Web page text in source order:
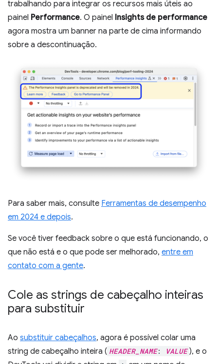
trabalhando para integrar os recursos mais úteis ao
painel Performance. O painel Insights de performance
agora mostra um banner na parte de cima informando
sobre a descontinuação.
Para saber mais, consulte Ferramentas de desempenho
em 2024 e depois.
Se você tiver feedback sobre o que está funcionando, o
que não está e o que pode ser melhorado, entre em
contato com a gente.
Cole as strings de cabeçalho inteiras
para substituir
Ao substituir cabeçalhos, agora é possível colar uma
string de cabeçalho inteira ( HEADER_NAME: VALUE ), e o